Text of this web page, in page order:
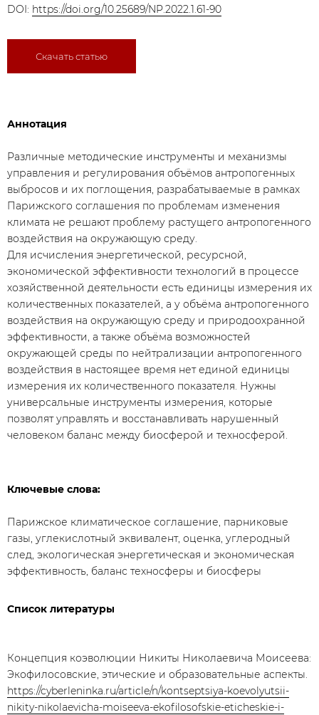
DOI: https://doi.org/10.25689/NP.2022.1.61-90
Скачать статью
Аннотация
​Различные методические инструменты и механизмы
управления и регулирования объёмов антропогенных
выбросов и их поглощения, разрабатываемые в рамках
Парижского соглашения по проблемам изменения
климата не решают проблему растущего антропогенного
воздействия на окружающую среду.
Для исчисления энергетической, ресурсной,
экономической эффективности технологий в процессе
хозяйственной деятельности есть единицы измерения их
количественных показателей, а у объёма антропогенного
воздействия на окружающую среду и природоохранной
эффективности, а также объёма возможностей
окружающей среды по нейтрализации антропогенного
воздействия в настоящее время нет единой единицы
измерения их количественного показателя. Нужны
универсальные инструменты измерения, которые
позволят управлять и восстанавливать нарушенный
человеком баланс между биосферой и техносферой.
Ключевые слова:
Парижское климатическое соглашение, парниковые
газы, углекислотный эквивалент, оценка, углеродный
след, экологическая энергетическая и экономическая
эффективность, баланс техносферы и биосферы
Список литературы
Концепция коэволюции Никиты Николаевича Моисеева:
Экофилосовские, этические и образовательные аспекты.
https://cyberleninka.ru/article/n/kontseptsiya-koevolyutsii-
nikity-nikolaevicha-moiseeva-ekofilosofskie-eticheskie-i-